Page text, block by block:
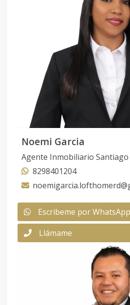
Noemi Garcia
Agente Inmobiliario Santiago
8298401204
Escribeme por WhatsApp
Llámame